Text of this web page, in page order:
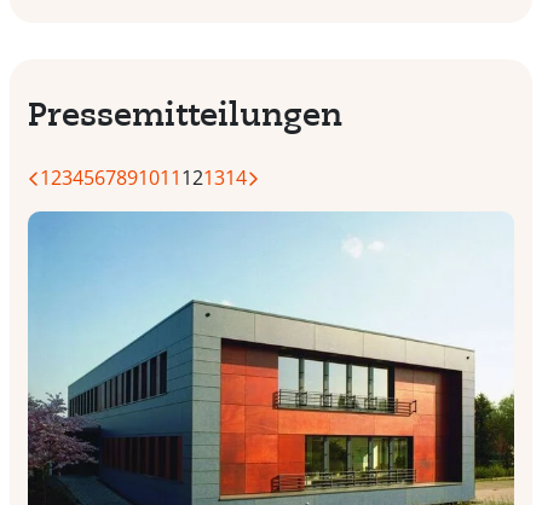
Pressemitteilungen
1234567891011121314